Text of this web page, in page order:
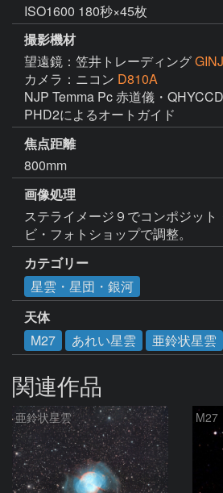
ISO1600 180秒×45枚
撮影機材
望遠鏡：笠井トレーディング
カメラ：ニコン D810A
NJP Temma Pc 赤道儀・
PHD2によるオートガイド
焦点距離
800mm
画像処理
ステライメージ９でコンポジット
ビ・フォトショップで調整。
カテゴリー
星雲・星団・銀河
天体
M27
あれい星雲 亜鈴状星雲
関連作品
亜鈴状星雲